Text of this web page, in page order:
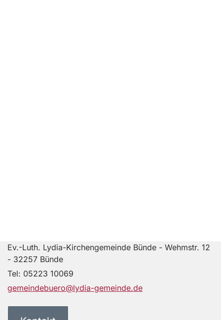
Ev.-Luth. Lydia-Kirchengemeinde Bünde - Wehmstr. 12
- 32257 Bünde
Tel: 05223 10069
gemeindebuero@lydia-gemeinde.de